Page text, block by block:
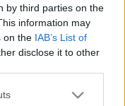
by third parties on the
information may
on the IAB’s List of
disclose it to other
or more Google